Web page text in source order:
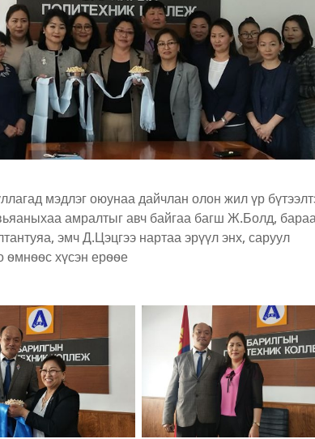
мэдлэг оюунаа дайчлан олон жил үр
амралтыг авч байгаа багш Ж.Болд,
эмч Д.Цэцгээ нартаа эрүүл энх, саруул
ѳмнѳѳс хүсэн ерѳѳе